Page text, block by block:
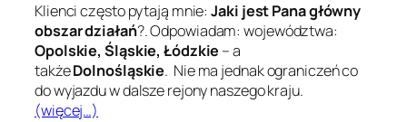
Klienci często pytają mnie:Jaki jest Pana główny
obszar działań?. Odpowiadam: województwa:
Opolskie, Śląskie, Łódzkie – a
takżeDolnośląskie. Nie ma jednak ograniczeń co
do wyjazdu w dalsze rejony naszego kraju.
(więcej…)